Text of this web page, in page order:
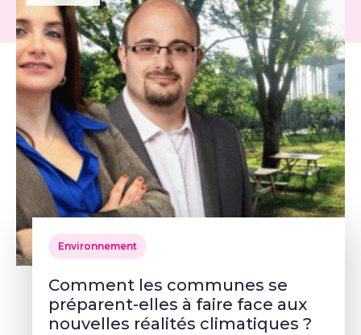
Environnement
Comment les communes se
préparent-elles à faire face aux
nouvelles réalités climatiques ?